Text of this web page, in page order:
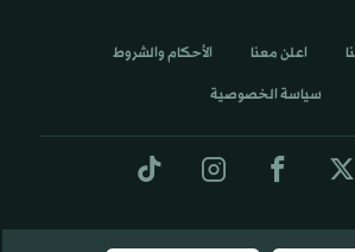
اعلن معنا الأحكام والشروط
سياسة الخصوصية